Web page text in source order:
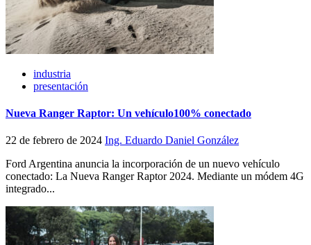
industria
presentación
Nueva Ranger Raptor: Un vehículo100% conectado
22 de febrero de 2024 Ing. Eduardo Daniel González
Ford Argentina anuncia la incorporación de un nuevo vehículo
conectado: La Nueva Ranger Raptor 2024. Mediante un módem 4G
integrado...